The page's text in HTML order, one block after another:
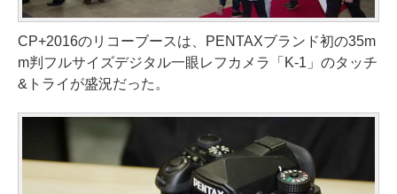
CP+2016のリコーブースは、PENTAXブランド初の35m
m判フルサイズデジタル一眼レフカメラ「K-1」のタッチ
&トライが盛況だった。